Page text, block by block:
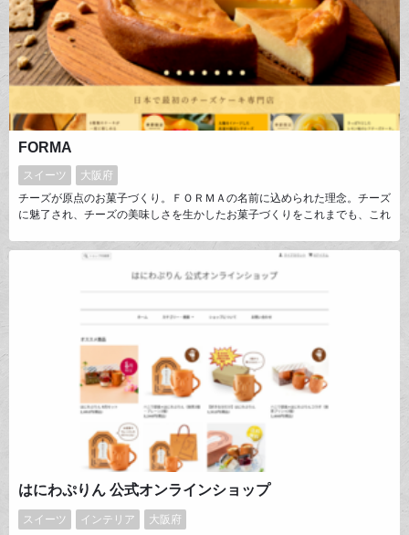
FORMA
スイーツ
大阪府
チーズが原点のお菓子づくり。ＦＯＲＭＡの名前に込められた理念。チーズ
に魅了され、チーズの美味しさを生かしたお菓子づくりをこれまでも、これ
はにわぷりん 公式オンラインショップ
スイーツ インテリア
大阪府